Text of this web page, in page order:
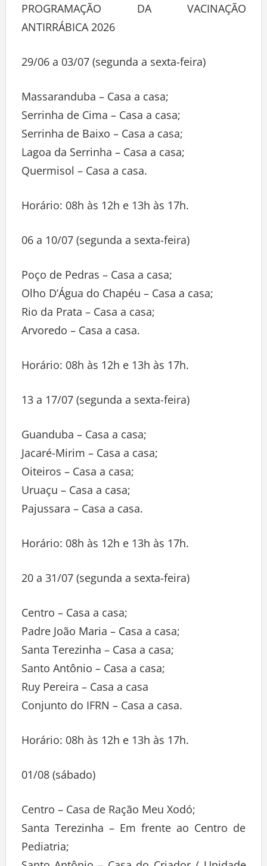
PROGRAMAÇÃO DA VACINAÇÃO
ANTIRRÁBICA 2026
29/06 a 03/07 (segunda a sexta-feira)
Massaranduba – Casa a casa;
Serrinha de Cima – Casa a casa;
Serrinha de Baixo – Casa a casa;
Lagoa da Serrinha – Casa a casa;
Quermisol – Casa a casa.
Horário: 08h às 12h e 13h às 17h.
06 a 10/07 (segunda a sexta-feira)
Poço de Pedras – Casa a casa;
Olho D’Água do Chapéu – Casa a casa;
Rio da Prata – Casa a casa;
Arvoredo – Casa a casa.
Horário: 08h às 12h e 13h às 17h.
13 a 17/07 (segunda a sexta-feira)
Guanduba – Casa a casa;
Jacaré-Mirim – Casa a casa;
Oiteiros – Casa a casa;
Uruaçu – Casa a casa;
Pajussara – Casa a casa.
Horário: 08h às 12h e 13h às 17h.
20 a 31/07 (segunda a sexta-feira)
Centro – Casa a casa;
Padre João Maria – Casa a casa;
Santa Terezinha – Casa a casa;
Santo Antônio – Casa a casa;
Ruy Pereira – Casa a casa
Conjunto do IFRN – Casa a casa.
Horário: 08h às 12h e 13h às 17h.
01/08 (sábado)
Centro – Casa de Ração Meu Xodó;
Santa Terezinha – Em frente ao Centro de
Pediatria;